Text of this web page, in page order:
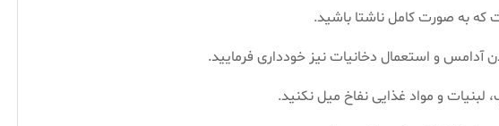
آدامس و استعمال دخانیات نیز خودداری فرمایید.
لبنیات و مواد غذایی نفاخ میل نکنید.